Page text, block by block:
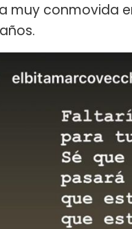
muy conmovida